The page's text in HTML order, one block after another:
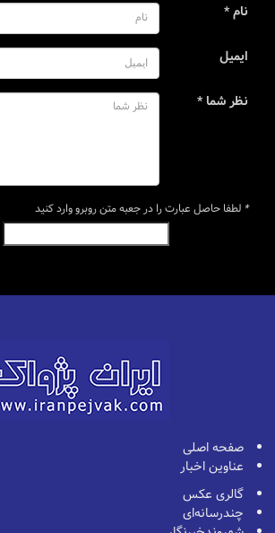
نام *
ایمیل
نظر شما *
* لطفا حاصل عبارت را در جعبه متن روبرو وارد کنید
صفحه اصلی
عناوین اخبار
گالری عکس
چندرسانه‌ای